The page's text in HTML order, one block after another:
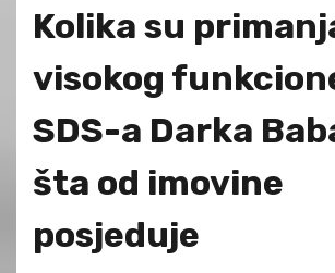
Kolika su
visokog
SDS-a Darka
šta od imovine
posjeduje